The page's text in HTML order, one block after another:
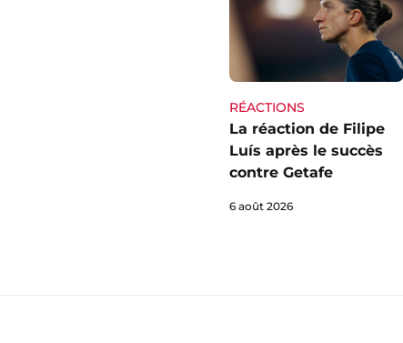
RÉACTIONS
La réaction de Filipe
Luís après le succès
contre Getafe
6 août 2026